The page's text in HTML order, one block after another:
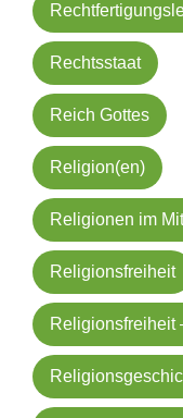
Rechtsstaat
Reich Gottes
Religion(en)
Religionen im
Religionsfreiheit
Religionsfreiheit